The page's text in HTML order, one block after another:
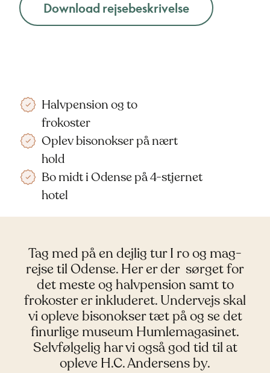
Download rejsebeskrivelse
Halvpension og to
frokoster
Oplev bisonokser på nært
hold
Bo midt i Odense på 4-stjernet
hotel
Tag med på en dejlig tur I ro og mag-
rejse til Odense. Her er der sørget for
det meste og halvpension samt to
frokoster er inkluderet. Undervejs skal
vi opleve bisonokser tæt på og se det
finurlige museum Humlemagasinet.
Selvfølgelig har vi også god tid til at
opleve H.C. Andersens by.